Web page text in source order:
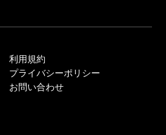
利用規約
プライバシーポリシー
お問い合わせ